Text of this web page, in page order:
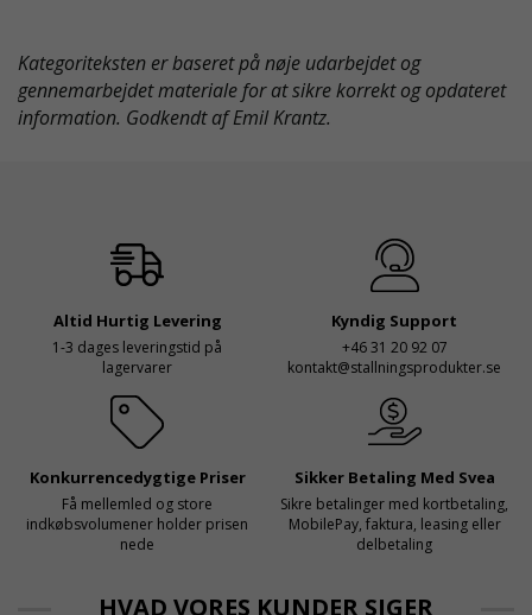
Kategoriteksten er baseret på nøje udarbejdet og
gennemarbejdet materiale for at sikre korrekt og opdateret
information. Godkendt af Emil Krantz.
Altid Hurtig Levering
1-3 dages leveringstid på
lagervarer
Kyndig Support
+46 31 20 92 07
kontakt@stallningsprodukter.se
Konkurrencedygtige Priser
Få mellemled og store
indkøbsvolumener holder prisen
nede
Sikker Betaling Med Svea
Sikre betalinger med kortbetaling,
MobilePay, faktura, leasing eller
delbetaling
HVAD VORES KUNDER SIGER